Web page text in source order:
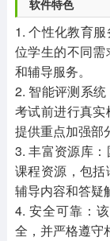
软件特色
1. 个性化教育
位学生的不同
和辅导服务。
2. 智能评测系
考试前进行真
提供重点加强部
3. 丰富资源库
课程资源，包
辅导内容和答疑
4. 安全可靠：
全，并严格遵守